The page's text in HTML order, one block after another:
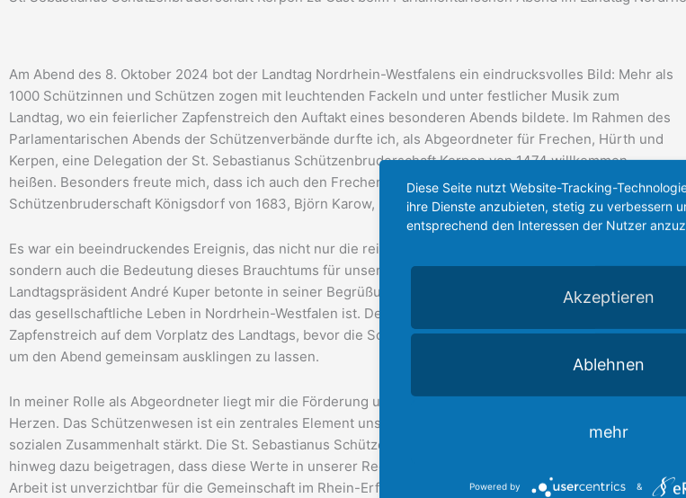
Am Abend des 8. Oktober 2024 bot der Landtag Nordrhein-Westfalens ein eindrucksvolles Bild: Mehr als
1000 Schützinnen und Schützen zogen mit leuchtenden Fackeln und unter festlicher Musik zum
Landtag, wo ein feierlicher Zapfenstreich den Auftakt eines besonderen Abends bildete. Im Rahmen des
Parlamentarischen Abends der Schützenverbände durfte ich, als Abgeordneter für Frechen, Hürth und
Kerpen, eine Delegation der St. Sebastianus Schützenbruderschaft Kerpen von 1474 willkommen
heißen. Besonders freute mich, dass ich auch den Frechener Bundesschützenkönig der St. Sebastianus
Schützenbruderschaft Königsdorf von 1683, Björn Karow, unter den Gästen begrüßen konnte.
Es war ein beeindruckendes Ereignis, das nicht nur die reiche Tradition des Schützenwesens feierte,
sondern auch die Bedeutung dieses Brauchtums für unsere Gemeinschaft unterstrich. Der
Landtagspräsident André Kuper betonte in seiner Begrüßung, wie wichtig die Arbeit der Schützen für
das gesellschaftliche Leben in Nordrhein-Westfalen ist. Der Abend begann mit einem stimmungsvollen
Zapfenstreich auf dem Vorplatz des Landtags, bevor die Schützen in der Bürgerhalle zusammenkamen,
um den Abend gemeinsam ausklingen zu lassen.
In meiner Rolle als Abgeordneter liegt mir die Förderung und Würdigung des Ehrenamtes besonders am
Herzen. Das Schützenwesen ist ein zentrales Element unserer Kultur, das Identität stiftet und den
sozialen Zusammenhalt stärkt. Die St. Sebastianus Schützenbruderschaft Kerpen hat über Jahrhunderte
hinweg dazu beigetragen, dass diese Werte in unserer Region lebendig bleiben. Ihre ehrenamtliche
Arbeit ist unverzichtbar für die Gemeinschaft im Rhein-Erft-Kreis.
Diese Seite nutzt Website-Tracking-
ihre Dienste anzubieten, stetig zu verbessern
entsprechend den Interessen der Nutzer
Akzeptieren
Ablehnen
mehr
Powered by &